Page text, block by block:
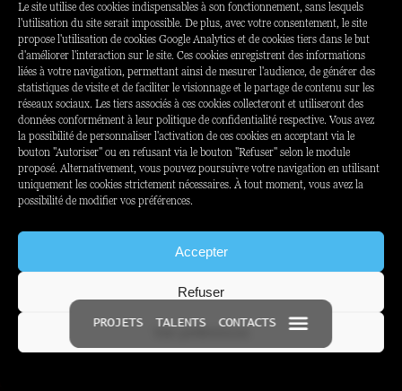
Le site utilise des cookies indispensables à son fonctionnement, sans lesquels
l'utilisation du site serait impossible. De plus, avec votre consentement, le site
propose l'utilisation de cookies Google Analytics et de cookies tiers dans le but
d'améliorer l'interaction sur le site. Ces cookies enregistrent des informations
liées à votre navigation, permettant ainsi de mesurer l'audience, de générer des
statistiques de visite et de faciliter le visionnage et le partage de contenu sur les
réseaux sociaux. Les tiers associés à ces cookies collecteront et utiliseront des
données conformément à leur politique de confidentialité respective. Vous avez
la possibilité de personnaliser l'activation de ces cookies en acceptant via le
bouton "Autoriser" ou en refusant via le bouton "Refuser" selon le module
proposé. Alternativement, vous pouvez poursuivre votre navigation en utilisant
uniquement les cookies strictement nécessaires. À tout moment, vous avez la
possibilité de modifier vos préférences.
Accepter
Refuser
PROJETS TALENTS CONTACTS
SECTEUR
Sport
EXPERTISE
Contenu
Experience